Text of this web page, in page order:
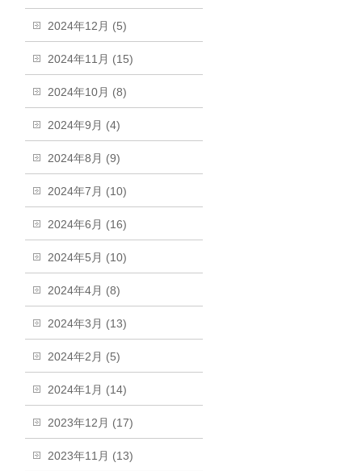
2024年12月 (5)
2024年11月 (15)
2024年10月 (8)
2024年9月 (4)
2024年8月 (9)
2024年7月 (10)
2024年6月 (16)
2024年5月 (10)
2024年4月 (8)
2024年3月 (13)
2024年2月 (5)
2024年1月 (14)
2023年12月 (17)
2023年11月 (13)